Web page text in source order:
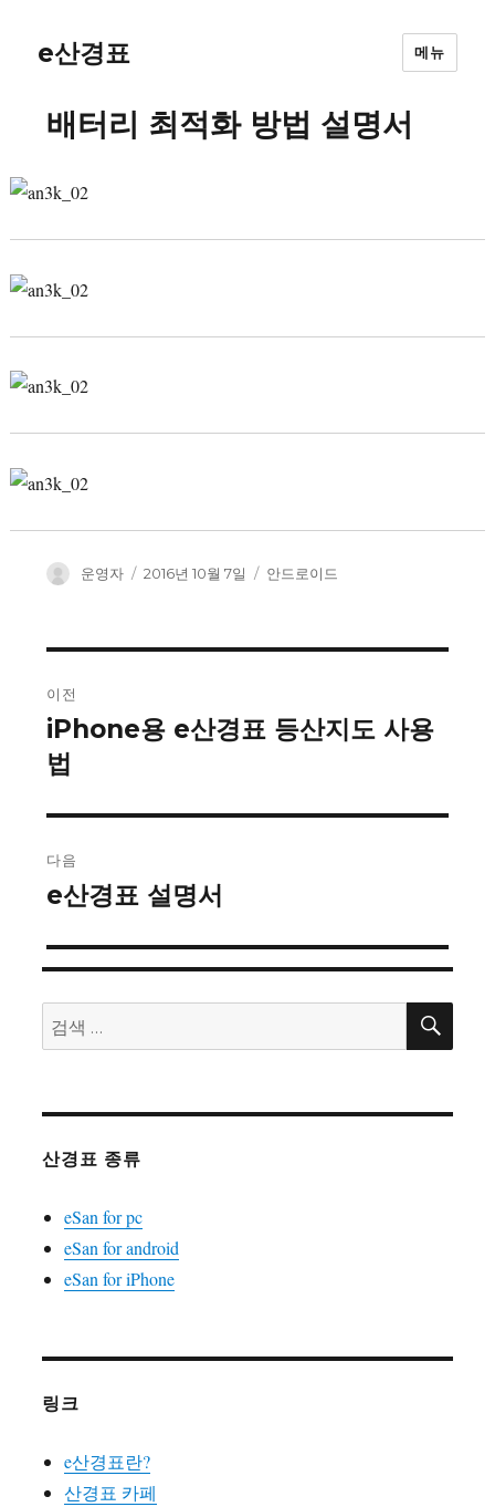
e산경표 메뉴
배터리 최적화 방법 설명서
글
운영자
작
2016년 10월 7일
카
안드로이드
탐
색
이전
이
전
iPhone용 e산경표 등산지도 사용
법
다음
다
글:
e산경표 설명서
검
색:
검
산경표 종류
eSan for pc
eSan for android
eSan for iPhone
링크
e산경표란?
산경표 카페